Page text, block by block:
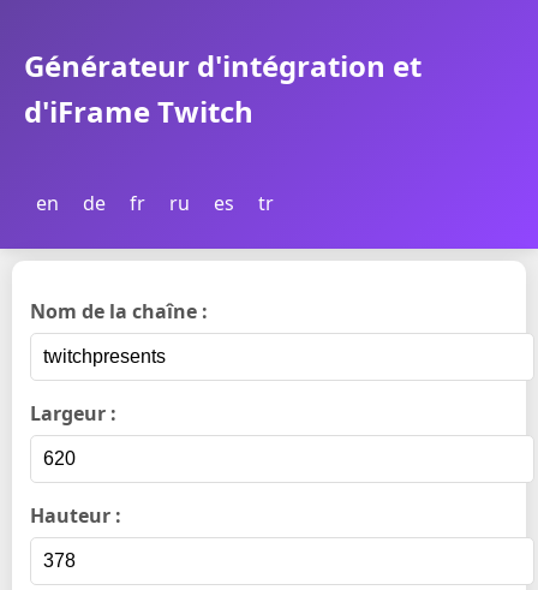
Générateur d'intégration et
d'iFrame Twitch
en de fr ru es tr
Nom de la chaîne :
Largeur :
Hauteur :